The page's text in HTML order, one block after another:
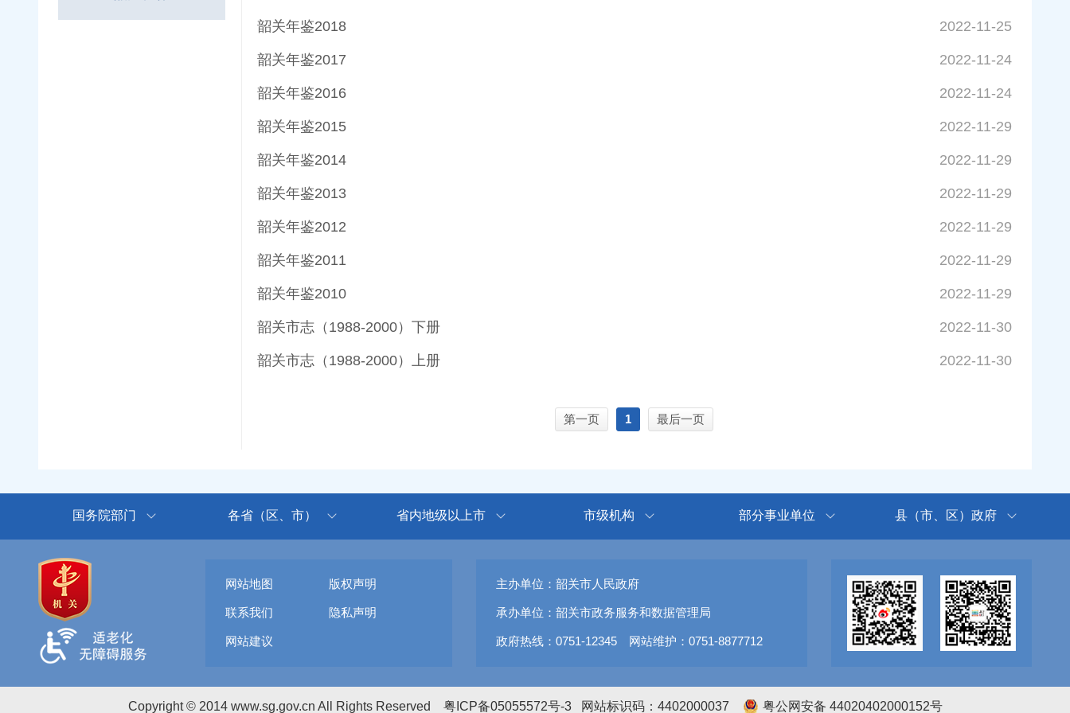
韶关年鉴2018 2022-11-25
韶关年鉴2017 2022-11-24
韶关年鉴2016 2022-11-24
韶关年鉴2015 2022-11-29
韶关年鉴2014 2022-11-29
韶关年鉴2013 2022-11-29
韶关年鉴2012 2022-11-29
韶关年鉴2011 2022-11-29
韶关年鉴2010 2022-11-29
韶关市志（1988-2000）下册 2022-11-30
韶关市志（1988-2000）上册 2022-11-30
第一页 1 最后一页
国务院部门 各省（区、市） 省内地级以上市 市级机构 部分事业单位 县（市、区）政府
网站地图 版权声明
联系我们 隐私声明
网站建议
主办单位：韶关市人民政府
承办单位：韶关市政务服务和数据管理局
政府热线：0751-12345 网站维护：0751-8877712
Copyright © 2014 www.sg.gov.cn All Rights Reserved 粤ICP备05055572号-3网站标识码：4402000037 粤公网安备 44020402000152号